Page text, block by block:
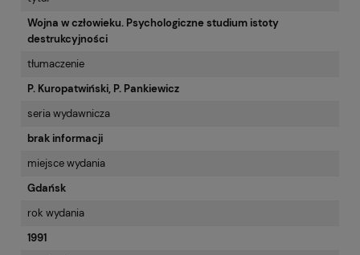
Wojna w człowieku. Psychologiczne studium istoty
destrukcyjności
tłumaczenie
P. Kuropatwiński, P. Pankiewicz
seria wydawnicza
brak informacji
miejsce wydania
Gdańsk
rok wydania
1991